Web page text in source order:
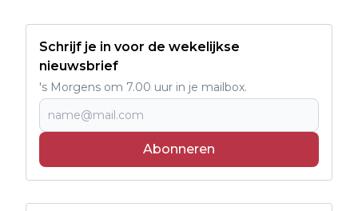
Schrijf je in voor de wekelijkse
nieuwsbrief
's Morgens om 7.00 uur in je mailbox.
Abonneren